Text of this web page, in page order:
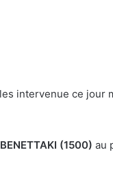
intervenue ce
(1500) au